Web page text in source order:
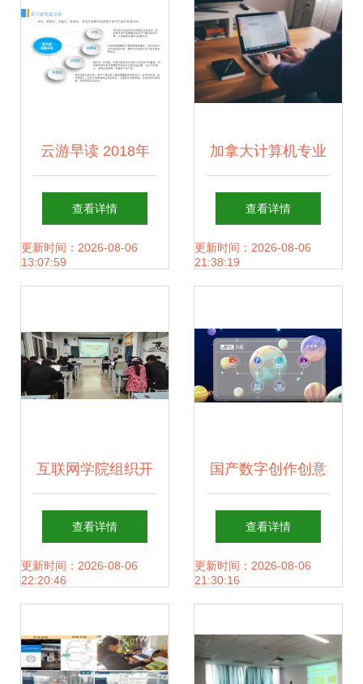
云游早读 2018年
中国亲子游市场前
景研究报告揭示消
融合新机遇
查看详情
更新时间：2026-08-06
13:07:59
加拿大计算机专业
就业前景 教育软件
的研究与开发
查看详情
更新时间：2026-08-06
21:38:19
互联网学院组织开
展《学生手册》考
试活动 教育软件的
查看详情
更新时间：2026-08-06
22:20:46
国产数字创作创意
领域之光 来画生态
正式落成与教育软
查看详情
更新时间：2026-08-06
21:30:16